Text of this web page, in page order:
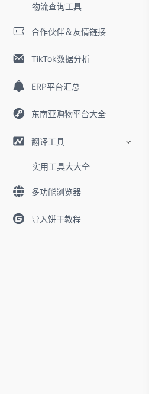
物流查询工具
合作伙伴＆友情链接
TikTok数据分析
ERP平台汇总
东南亚购物平台大全
翻译工具
实用工具大大全
多功能浏览器
导入饼干教程